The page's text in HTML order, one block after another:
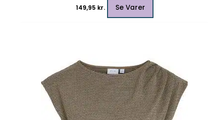
149,95 kr. Se Varer
har
flere
varianter.
Mulighederne
kan